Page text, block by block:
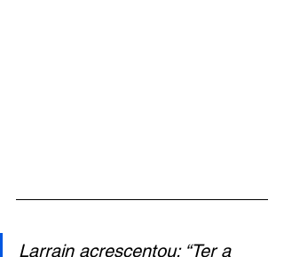
Larrain acrescentou: “Ter a